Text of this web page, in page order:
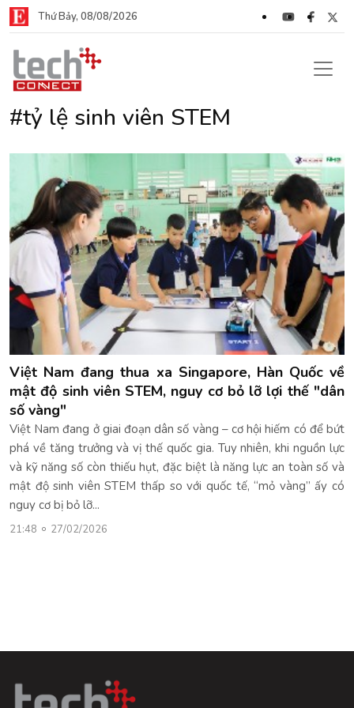
Thứ Bảy, 08/08/2026
#tỷ lệ sinh viên STEM
Việt Nam đang thua xa Singapore, Hàn Quốc về
mật độ sinh viên STEM, nguy cơ bỏ lỡ lợi thế "dân
số vàng"
Việt Nam đang ở giai đoạn dân số vàng – cơ hội hiếm có để bứt
phá về tăng trưởng và vị thế quốc gia. Tuy nhiên, khi nguồn lực
và kỹ năng số còn thiếu hụt, đặc biệt là năng lực an toàn số và
mật độ sinh viên STEM thấp so với quốc tế, “mỏ vàng” ấy có
nguy cơ bị bỏ lỡ...
21:48 27/02/2026